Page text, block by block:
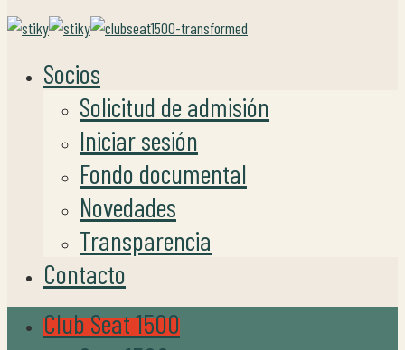
Socios
Solicitud de admisión
Iniciar sesión
Fondo documental
Novedades
Transparencia
Contacto
Club Seat 1500